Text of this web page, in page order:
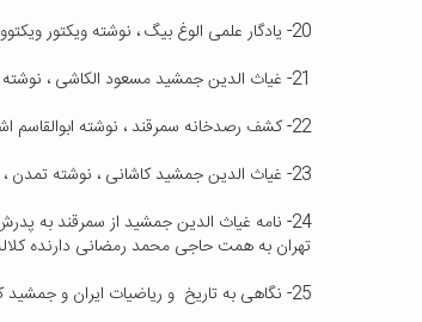
20- یادگار علمی الوغ بیگ ، نوشته ویکتور ویکتوویچ ، ترجمه و نگارش ع. قدری پور ، مجله آریانا 12 ، شماره 1
21- غیاث الدین جمشید مسعود الکاشی ، نوشته احمد سعیدی ، ماهنامه اطلاعات علمی ، شماره 365 ، سال 1388
22- کشف رصدخانه سمرقند ، نوشته ابوالقاسم اشتری ، مجله علمی و فنی ، شماره 2 ، سال 1337
23- غیاث الدین جمشید کاشانی ، نوشته تمدن ، مجله علمی و فنی ، شماره 6 ، سال 1339
تهران به همت حاجی محمد رمضانی دارنده
25- نگاهی به تاریخ و ریاضیات ایران و جمشید کاشانی ، نوشته پرویز شهریاری ، مجله چیستا ، شماره 174 و 175 ، سال 1379